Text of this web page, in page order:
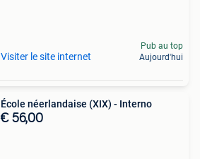
Visiter le site internet
Pub au top
Aujourd'hui
École néerlandaise (XIX) - Interno
€ 56,00